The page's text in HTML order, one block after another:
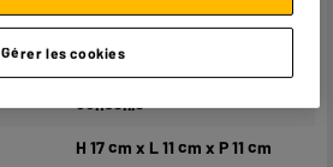
vaisselle
Pour le couvercle, un
nettoyage léger à la main est
conseillé
H 17 cm x L 11 cm x P 11 cm
Gérer les cookies